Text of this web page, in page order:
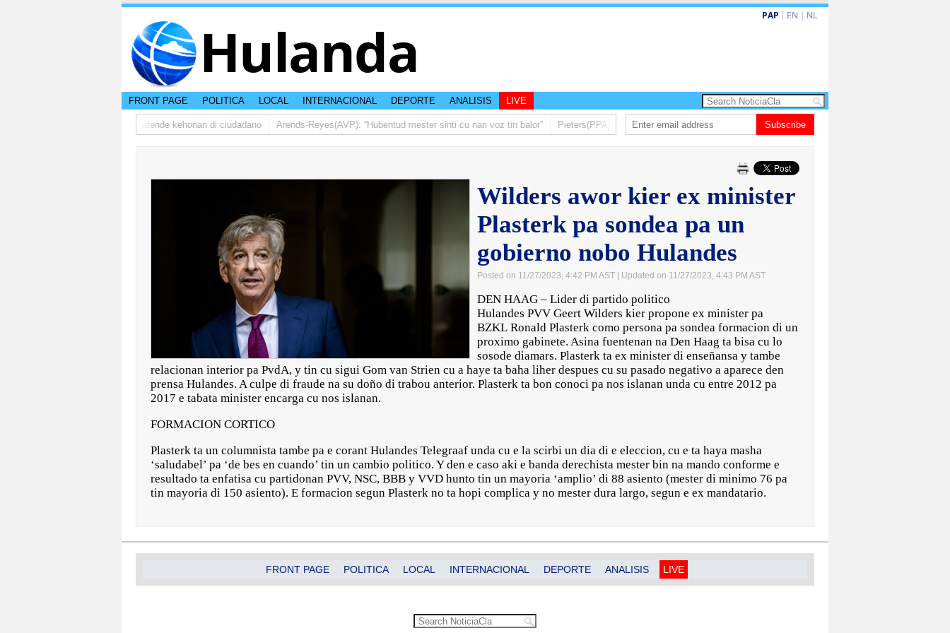
Hulanda PAP | EN | NL
FRONT PAGE POLITICA LOCAL INTERNACIONAL DEPORTE ANALISIS LIVE
ta bishita barionan pa atende kehonan di ciudadano Arends-Reyes(AVP): “Hubentud mester sinti cu nan voz tin balor” Pieters(PPA): Mas di un aña despues, polis ainda sin bodycam
Subscribe
Wilders awor kier ex minister
Plasterk pa sondea pa un
gobierno nobo Hulandes
Posted on 11/27/2023, 4:42 PM AST | Updated on 11/27/2023, 4:43 PM AST
DEN HAAG – Lider di partido politico
Hulandes PVV Geert Wilders kier propone ex minister pa
BZKL Ronald Plasterk como persona pa sondea formacion di un
proximo gabinete. Asina fuentenan na Den Haag ta bisa cu lo
sosode diamars. Plasterk ta ex minister di enseñansa y tambe
relacionan interior pa PvdA, y tin cu sigui Gom van Strien cu a haye ta baha liher despues cu su pasado negativo a aparece den
prensa Hulandes. A culpe di fraude na su doño di trabou anterior. Plasterk ta bon conoci pa nos islanan unda cu entre 2012 pa
2017 e tabata minister encarga cu nos islanan.
FORMACION CORTICO
Plasterk ta un columnista tambe pa e corant Hulandes Telegraaf unda cu e la scirbi un dia di e eleccion, cu e ta haya masha
‘saludabel’ pa ‘de bes en cuando’ tin un cambio politico. Y den e caso aki e banda derechista mester bin na mando conforme e
resultado ta enfatisa cu partidonan PVV, NSC, BBB y VVD hunto tin un mayoria ‘amplio’ di 88 asiento (mester di minimo 76 pa
tin mayoria di 150 asiento). E formacion segun Plasterk no ta hopi complica y no mester dura largo, segun e ex mandatario.
FRONT PAGE POLITICA LOCAL INTERNACIONAL DEPORTE ANALISIS LIVE